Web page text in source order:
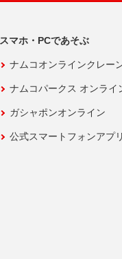
スマホ・PCであそぶ
ナムコオンラインクレー
ナムコパークス オンライ
ガシャポンオンライン
公式スマートフォンアプリ